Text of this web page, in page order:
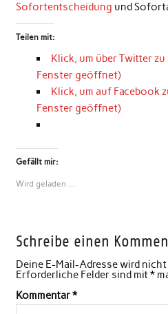
Sofortentscheidung und
Teilen mit:
Klick, um über Twitter
Fenster geöffnet)
Klick, um auf Facebook
Fenster geöffnet)
Gefällt mir:
Wird geladen …
Schreibe einen
Deine E-Mail-Adresse wird
Erforderliche Felder sind mit*
Kommentar*